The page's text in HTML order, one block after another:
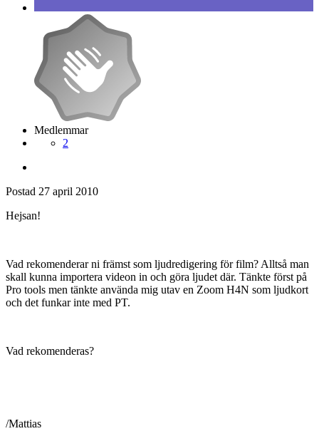
Medlemmar
2
Postad 27 april 2010
Hejsan!
Vad rekomenderar ni främst som ljudredigering för film? Alltså man
skall kunna importera videon in och göra ljudet där. Tänkte först på
Pro tools men tänkte använda mig utav en Zoom H4N som ljudkort
och det funkar inte med PT.
Vad rekomenderas?
/Mattias